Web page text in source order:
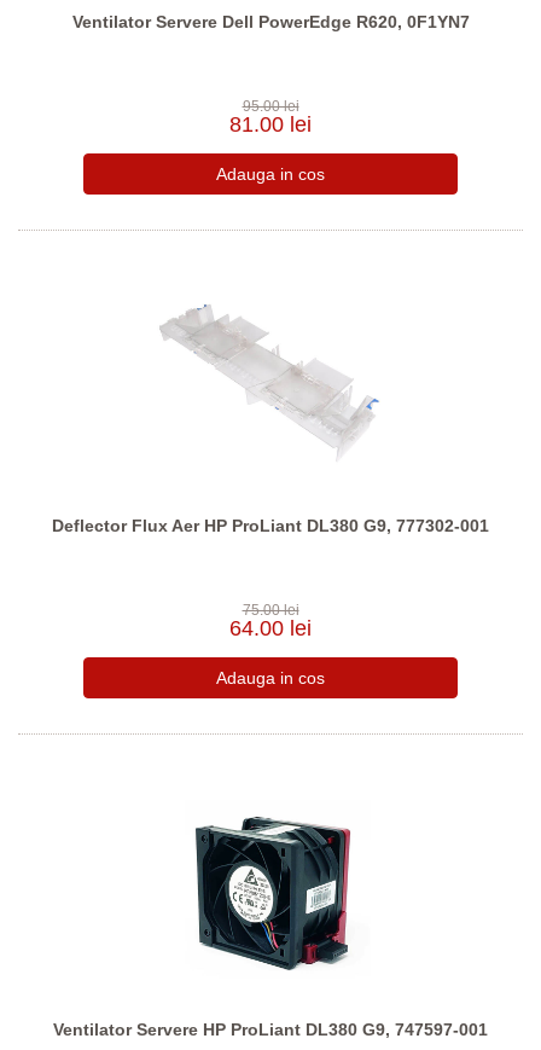
Ventilator Servere Dell PowerEdge R620, 0F1YN7
95.00 lei
81.00 lei
Deflector Flux Aer HP ProLiant DL380 G9, 777302-001
75.00 lei
64.00 lei
Ventilator Servere HP ProLiant DL380 G9, 747597-001